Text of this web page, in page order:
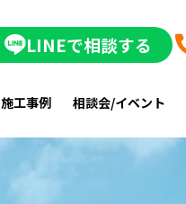
LINEで相談する
施工事例 相談会/イベント